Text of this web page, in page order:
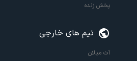
پخش زنده
تیم های خارجی
آث میلان